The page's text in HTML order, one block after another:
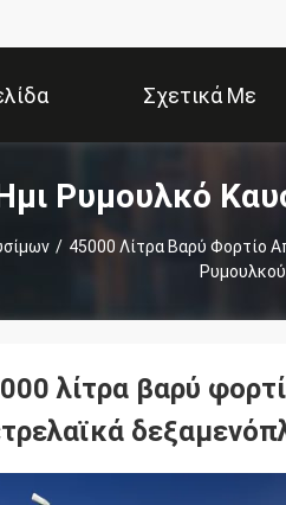
Σχετικά Με
Εμάς
Ρυμουλκό
/ 45000 Λίτρα Βαρύ Φορτίο
λίτρα βαρύ